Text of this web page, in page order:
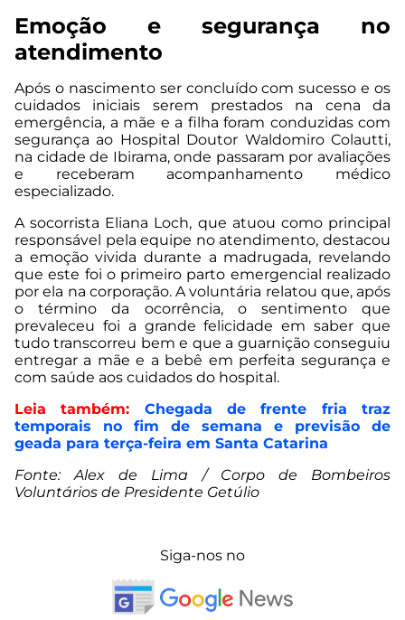
Emoção e segurança no
atendimento
Após o nascimento ser concluído com sucesso e os
cuidados iniciais serem prestados na cena da
emergência, a mãe e a filha foram conduzidas com
segurança ao Hospital Doutor Waldomiro Colautti,
na cidade de Ibirama, onde passaram por avaliações
e receberam acompanhamento médico
especializado.
A socorrista Eliana Loch, que atuou como principal
responsável pela equipe no atendimento, destacou
a emoção vivida durante a madrugada, revelando
que este foi o primeiro parto emergencial realizado
por ela na corporação. A voluntária relatou que, após
o término da ocorrência, o sentimento que
prevaleceu foi a grande felicidade em saber que
tudo transcorreu bem e que a guarnição conseguiu
entregar a mãe e a bebê em perfeita segurança e
com saúde aos cuidados do hospital.
Leia também:
Chegada de frente fria traz
temporais no fim de semana e previsão de
geada para terça-feira em Santa Catarina
Fonte: Alex de Lima / Corpo de Bombeiros
Voluntários de Presidente Getúlio
Siga-nos no